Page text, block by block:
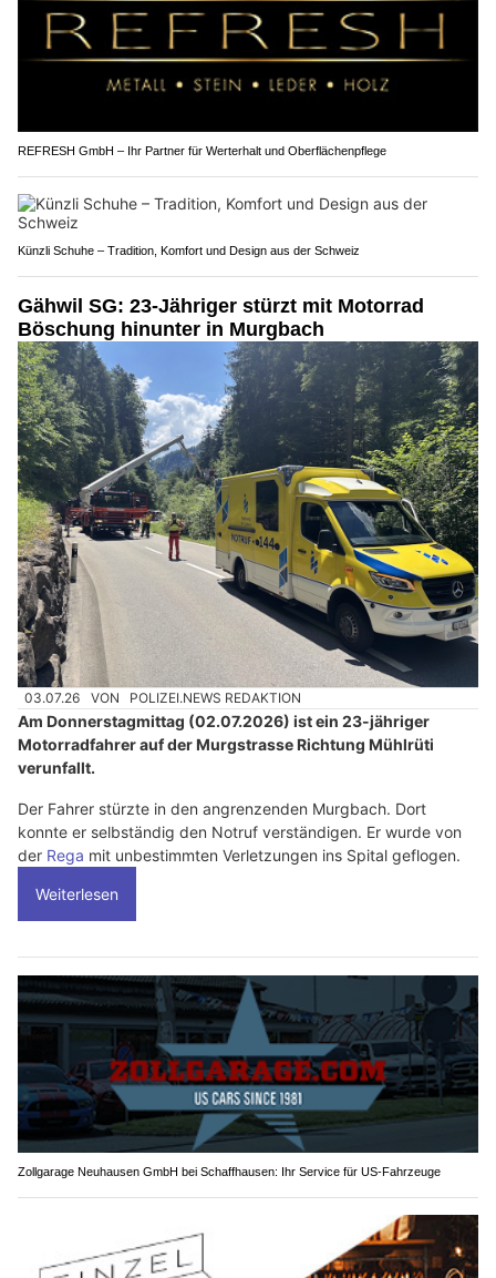
REFRESH GmbH – Ihr Partner für Werterhalt und Oberflächenpflege
Künzli Schuhe – Tradition, Komfort und Design aus der Schweiz
Gähwil SG: 23-Jähriger stürzt mit Motorrad
Böschung hinunter in Murgbach
03.07.26 VON POLIZEI.NEWS REDAKTION
Am Donnerstagmittag (02.07.2026) ist ein 23-jähriger
Motorradfahrer auf der Murgstrasse Richtung Mühlrüti
verunfallt.
Der Fahrer stürzte in den angrenzenden Murgbach. Dort
konnte er selbständig den Notruf verständigen. Er wurde von
der Rega mit unbestimmten Verletzungen ins Spital geflogen.
Weiterlesen
Zollgarage Neuhausen GmbH bei Schaffhausen: Ihr Service für US-Fahrzeuge